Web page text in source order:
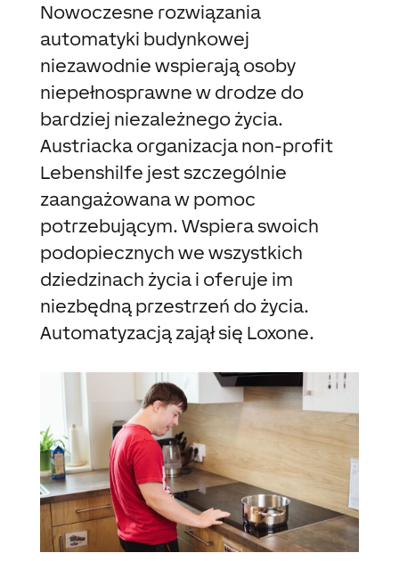
Nowoczesne rozwiązania
automatyki budynkowej
niezawodnie wspierają osoby
niepełnosprawne w drodze do
bardziej niezależnego życia.
Austriacka organizacja non-profit
Lebenshilfe jest szczególnie
zaangażowana w pomoc
potrzebującym. Wspiera swoich
podopiecznych we wszystkich
dziedzinach życia i oferuje im
niezbędną przestrzeń do życia.
Automatyzacją zajął się Loxone.